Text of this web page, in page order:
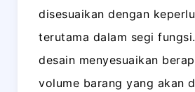
disesuaikan dengan
terutama dalam segi
desain menyesuaikan
volume barang yang akan